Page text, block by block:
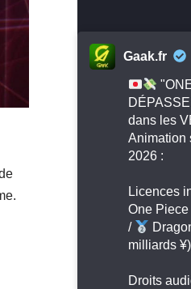
Gaak.fr
dans les
Animation
2026 :
Licences
One
/
milliards ¥)
Droits